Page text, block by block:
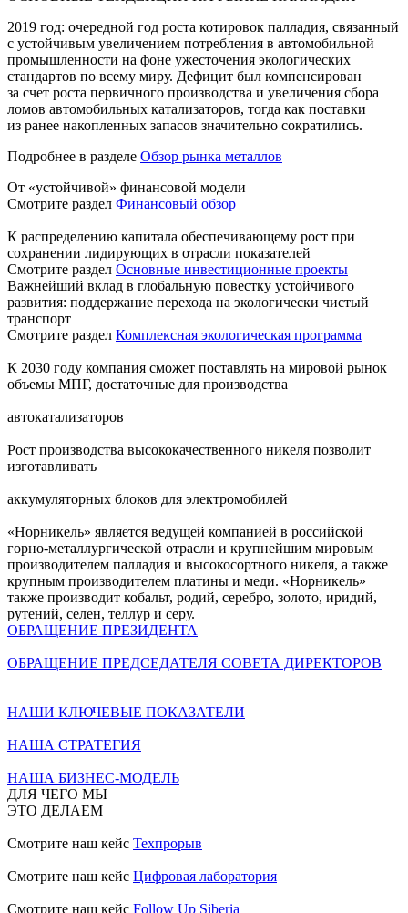
2019 год: очередной год роста котировок палладия, связанный
с устойчивым увеличением потребления в автомобильной
промышленности на фоне ужесточения экологических
стандартов по всему миру. Дефицит был компенсирован
за счет роста первичного производства и увеличения сбора
ломов автомобильных катализаторов, тогда как поставки
из ранее накопленных запасов значительно сократились.
Подробнее в разделе Обзор рынка металлов
От «устойчивой» финансовой модели
Смотрите раздел Финансовый обзор
К распределению капитала обеспечивающему рост при
сохранении лидирующих в отрасли показателей
Смотрите раздел Основные инвестиционные проекты
Важнейший вклад в глобальную повестку устойчивого
развития: поддержание перехода на экологически чистый
транспорт
Смотрите раздел Комплексная экологическая программа
К 2030 году компания сможет поставлять на мировой рынок
объемы МПГ, достаточные для производства
автокатализаторов
Рост производства высококачественного никеля позволит
изготавливать
аккумуляторных блоков для электромобилей
«Норникель» является ведущей компанией в российской
горно-металлургической отрасли и крупнейшим мировым
производителем палладия и высокосортного никеля, а также
крупным производителем платины и меди. «Норникель»
также производит кобальт, родий, серебро, золото, иридий,
рутений, селен, теллур и серу.
ОБРАЩЕНИЕ ПРЕЗИДЕНТА
ОБРАЩЕНИЕ ПРЕДСЕДАТЕЛЯ СОВЕТА ДИРЕКТОРОВ
НАШИ КЛЮЧЕВЫЕ ПОКАЗАТЕЛИ
НАША СТРАТЕГИЯ
НАША БИЗНЕС-МОДЕЛЬ
ДЛЯ ЧЕГО МЫ
ЭТО ДЕЛАЕМ
Смотрите наш кейс Техпрорыв
Смотрите наш кейс Цифровая лаборатория
Смотрите наш кейс Follow Up Siberia